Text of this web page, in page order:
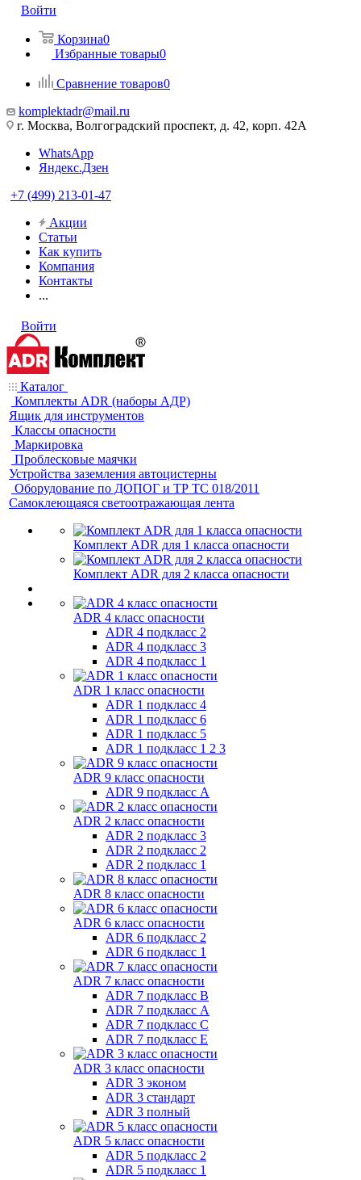
Войти
Корзина0
Избранные товары0
Сравнение товаров0
komplektadr@mail.ru
г. Москва, Волгоградский проспект, д. 42, корп. 42А
WhatsApp
Яндекс.Дзен
+7 (499) 213-01-47
Акции
Статьи
Как купить
Компания
Контакты
...
Войти
Каталог
Комплекты ADR (наборы АДР)
Ящик для инструментов
Классы опасности
Маркировка
Проблесковые маячки
Устройства заземления автоцистерны
Оборудование по ДОПОГ и ТР ТС 018/2011
Самоклеющаяся светоотражающая лента
Комплект ADR для 1 класса опасности
Комплект ADR для 2 класса опасности
ADR 4 класс опасности
ADR 4 подкласс 2
ADR 4 подкласс 3
ADR 4 подкласс 1
ADR 1 класс опасности
ADR 1 подкласс 4
ADR 1 подкласс 6
ADR 1 подкласс 5
ADR 1 подкласс 1 2 3
ADR 9 класс опасности
ADR 9 подкласс A
ADR 2 класс опасности
ADR 2 подкласс 3
ADR 2 подкласс 2
ADR 2 подкласс 1
ADR 8 класс опасности
ADR 6 класс опасности
ADR 6 подкласс 2
ADR 6 подкласс 1
ADR 7 класс опасности
ADR 7 подкласс B
ADR 7 подкласс A
ADR 7 подкласс C
ADR 7 подкласс E
ADR 3 класс опасности
ADR 3 эконом
ADR 3 стандарт
ADR 3 полный
ADR 5 класс опасности
ADR 5 подкласс 2
ADR 5 подкласс 1